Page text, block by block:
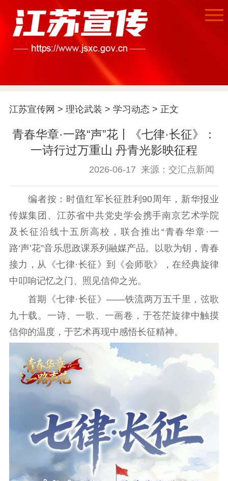
首页
江苏要闻
公示公告
通知公告 信息公开制度
信息公开指南
信息公开年度报
告
政策法规
工作动态
江苏宣传网 > 理论武装 > 学习动态 > 正文
青春华章·一路“声”花丨《七律·长征》：
一诗行过万重山 丹青光影映征程
2026-06-17 来源：交汇点新闻
编者按：时值红军长征胜利90周年，新华报业
传媒集团、江苏省中共党史学会携手南京艺术学院
及长征沿线十五所高校，联合推出“青春华章·一
路‘声’花”音乐思政课系列融媒产品。以歌为钥，青春
接力，从《七律·长征》到《会师歌》，在经典旋律
中叩响记忆之门、照见信仰之光。
首期《七律·长征》——铁流两万五千里，弦歌
九十载。一诗、一歌、一画卷，于苍茫旋律中触摸
信仰的温度，于艺术再现中感悟长征精神。